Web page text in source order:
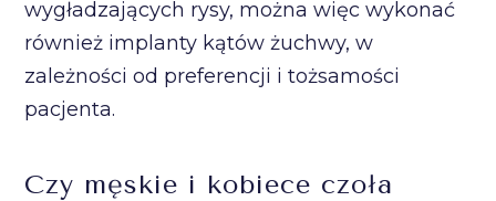
wygładzających rysy, można więc wykonać
również implanty kątów żuchwy, w
zależności od preferencji i tożsamości
pacjenta.
Czy męskie i kobiece czoła